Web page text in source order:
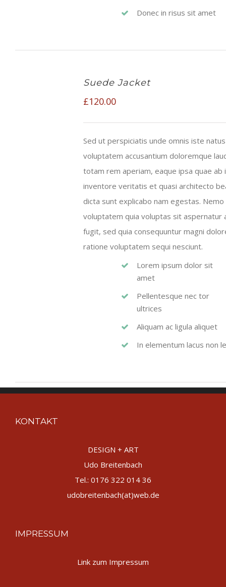
Donec in risus sit amet
Suede Jacket
£120.00
Sed ut perspiciatis unde omnis iste
voluptatem accusantium doloremque
totam rem aperiam, eaque ipsa quae ab
inventore veritatis et quasi architecto
dicta sunt explicabo nam egestas.
voluptatem quia voluptas sit aspernatur
fugit, sed quia consequuntur magni
ratione voluptatem sequi nesciunt.
Lorem ipsum dolor sit
amet
Pellentesque nec tor
ultrices
Aliquam ac ligula aliquet
In elementum lacus non
KONTAKT
DESIGN + ART
Udo Breitenbach
Tel.: 0176 322 014 36
udobreitenbach(at)web.de
IMPRESSUM
Link zum Impressum